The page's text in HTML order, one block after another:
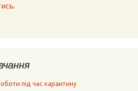
.
під час карантину